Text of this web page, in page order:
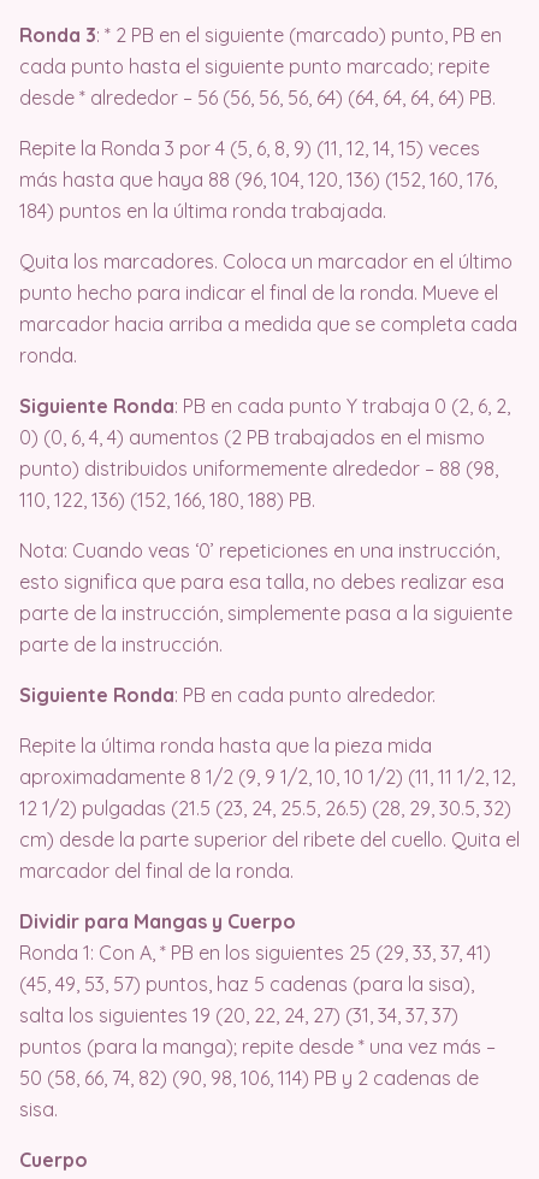
Ronda 3: * 2 PB en el siguiente (marcado) punto, PB en
cada punto hasta el siguiente punto marcado; repite
desde * alrededor – 56 (56, 56, 56, 64) (64, 64, 64, 64) PB.
Repite la Ronda 3 por 4 (5, 6, 8, 9) (11, 12, 14, 15) veces
más hasta que haya 88 (96, 104, 120, 136) (152, 160, 176,
184) puntos en la última ronda trabajada.
Quita los marcadores. Coloca un marcador en el último
punto hecho para indicar el final de la ronda. Mueve el
marcador hacia arriba a medida que se completa cada
ronda.
Siguiente Ronda: PB en cada punto Y trabaja 0 (2, 6, 2,
0) (0, 6, 4, 4) aumentos (2 PB trabajados en el mismo
punto) distribuidos uniformemente alrededor – 88 (98,
110, 122, 136) (152, 166, 180, 188) PB.
Nota: Cuando veas ‘0’ repeticiones en una instrucción,
esto significa que para esa talla, no debes realizar esa
parte de la instrucción, simplemente pasa a la siguiente
parte de la instrucción.
Siguiente Ronda: PB en cada punto alrededor.
Repite la última ronda hasta que la pieza mida
aproximadamente 8 1/2 (9, 9 1/2, 10, 10 1/2) (11, 11 1/2, 12,
12 1/2) pulgadas (21.5 (23, 24, 25.5, 26.5) (28, 29, 30.5, 32)
cm) desde la parte superior del ribete del cuello. Quita el
marcador del final de la ronda.
Dividir para Mangas y Cuerpo
Ronda 1: Con A, * PB en los siguientes 25 (29, 33, 37, 41)
(45, 49, 53, 57) puntos, haz 5 cadenas (para la sisa),
salta los siguientes 19 (20, 22, 24, 27) (31, 34, 37, 37)
puntos (para la manga); repite desde * una vez más –
50 (58, 66, 74, 82) (90, 98, 106, 114) PB y 2 cadenas de
sisa.
Cuerpo